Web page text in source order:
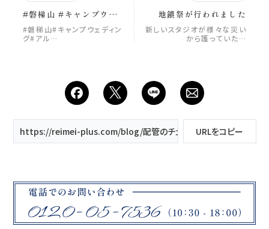
#磐梯山 #キャンプウェ
ディング #アルツ磐梯ス
キー場 #ロケーション撮
れいめいプラス #紬のた
けやま #絶景フォトウェ
#磐梯山#キャンプウェディン
グ#アル…
地鎮祭が行われました
新しいスタジオが様々な災い
から護っていた…
https://reimei-plus.com/blog/配管のチェックをさせていただきま
URLをコピー